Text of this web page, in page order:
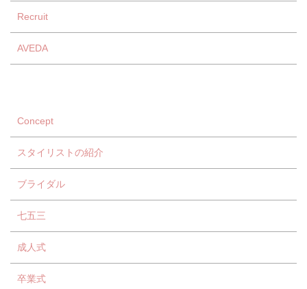
Recruit
AVEDA
Concept
スタイリストの紹介
ブライダル
七五三
成人式
卒業式